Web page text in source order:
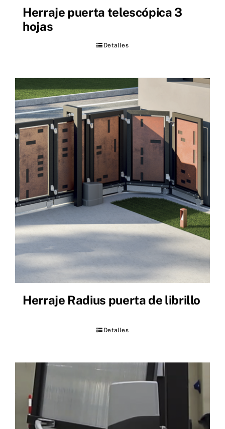
Herraje puerta telescópica 3
hojas
Detalles
Herraje Radius puerta de librillo
Detalles